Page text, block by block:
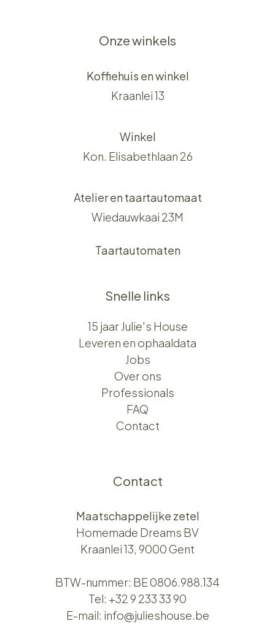
Onze winkels
Koffiehuis en winkel
Kraanlei 13
Winkel
Kon. Elisabethlaan 26
Atelier en taartautomaat
Wiedauwkaai 23M
Taartautomaten
Snelle links
15 jaar Julie's House
Leveren en ophaaldata
Jobs
Over ons​​
Professionals
FAQ
Contact
Contact
Maatschappelijke zetel
Homemade Dreams BV
Kraanlei 13, 9000 Gent
BTW-nummer: BE 0806.988.134
Tel: +32 9 233 33 90
E-mail: info@julieshouse.be